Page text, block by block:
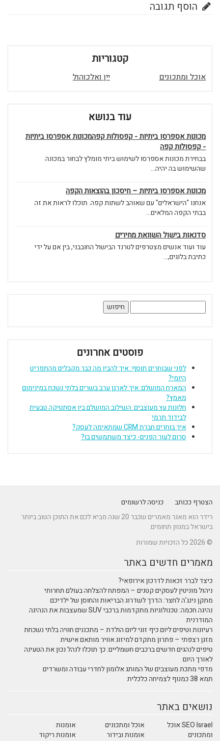
הוסף תגובה
קטגוריות
אוכל ומתכונים יין ואלכוהול
עוד בנושא
מכונות אספרסו ביתיות - קפסולות קפהמכונות אספרסו ביתיות
- קפסולות קפה
בבחירת מכונות אספרסו לשימוש ביתי מומלץ לבחור במכונה
שהשימוש בה יהיה...
מכונות אספרסו ביתיות – חיסכון בהוצאות הקפה
אנחנו "הישראלים" עם שאוהב לשתות קפה. תוכלו לראות את זה
בבתי הקפה המלאים...
סדנאות בישול השוואת מחירים
עוד ועוד אנשים מצטרפים לטרנד הבישול החובבני, בין אם על ידי
כתיבת בלוגים,...
חיפוש:
פוסטים אחרונים
לפני שבוחרים תוסף: איך להבין מה כבר מקבלים מהתפריט
היומי?
המארח המושלם: איך לארגן ערב בשרים בלתי נשכח במינימום
מאמץ?
חלונות עץ מעוצבים: השילוב המושלם בין אסתטיקה טבעית
לבידוד תרמי
איך בוחרים חברת CRM שמתאימה לעסק?
סרום לעור הפנים- כיצד משתמשים בו?
הצטרף ככותב
כניסה לרשומים
רידר הוא מאגר מאמרים שכבר 20 שנה מביא לכם את התוכן הטוב ביותר
בישראל במגוון תחומים.
© 2026 כל הזכויות שמורות
מאמרים חדשים באתר
כיצד לברר זכאות לדרכון אירופאי?
ניהול מוניטין לעסקים קטנים – המפתח להצלחה בעולם תחרותי
מתקן נינג'ה לחצר: הדרך לשדרוג הבריאות והחוסן של ילדיכם
נהיגה חכמה: טכנולוגיות מתקדמות ברכבי SUV שמעצבות את הנהיגה
המודרנית
רעיונות וטיפים ליום כיף זוגי ליום הולדת – מתכננים חוויה בלתי נשכחת
מזגן רצפתי – פתרון מתקדם למיזוג אוויר מותאם אישית
טיפים לנהגים חדשים ברכבים חשמליים: כך תוכלו לנהל נכון את הטעינה
לאורך היום
מדפי מתכת מעוצבים של המותג אלומון לחדרי עבודה ומשרדים
תמא 38 כמנוף לצמיחה כלכלית
נושאים באתר
SEO Israel אוכל
ומתכונים
אוכל ומתכונים
אומנות
אומנות ובידור
אומנות ריקוד